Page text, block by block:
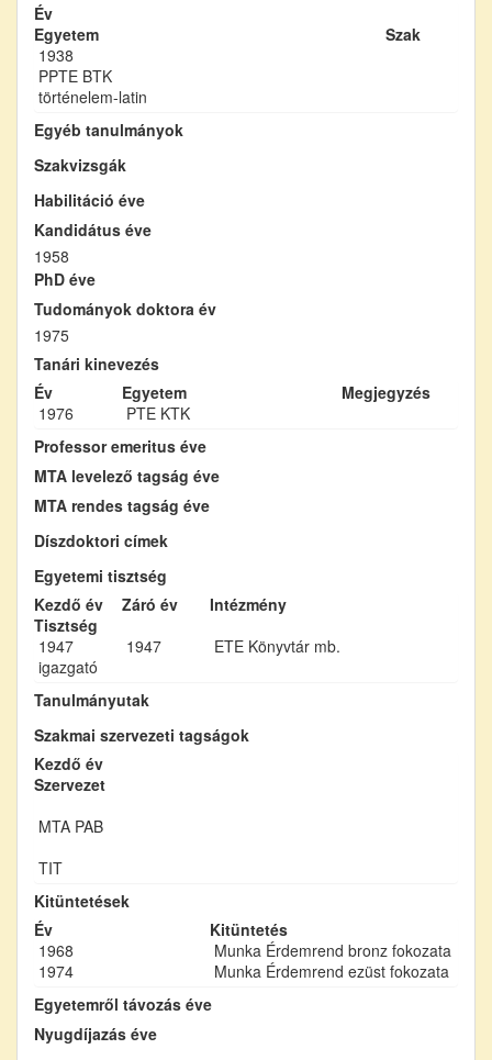
Év
Egyetem
Szak
1938
PPTE BTK
történelem-latin
Egyéb tanulmányok
Szakvizsgák
Habilitáció éve
Kandidátus éve
1958
PhD éve
Tudományok doktora év
1975
Tanári kinevezés
Év
Egyetem
Megjegyzés
1976
PTE KTK
Professor emeritus éve
MTA levelező tagság éve
MTA rendes tagság éve
Díszdoktori címek
Egyetemi tisztség
Kezdő év
Záró év
Intézmény
Tisztség
1947
1947
ETE Könyvtár mb.
igazgató
Tanulmányutak
Szakmai szervezeti tagságok
Kezdő év
Szervezet
MTA PAB
TIT
Kitüntetések
Év
Kitüntetés
1968
Munka Érdemrend bronz fokozata
1974
Munka Érdemrend ezüst fokozata
Egyetemről távozás éve
Nyugdíjazás éve